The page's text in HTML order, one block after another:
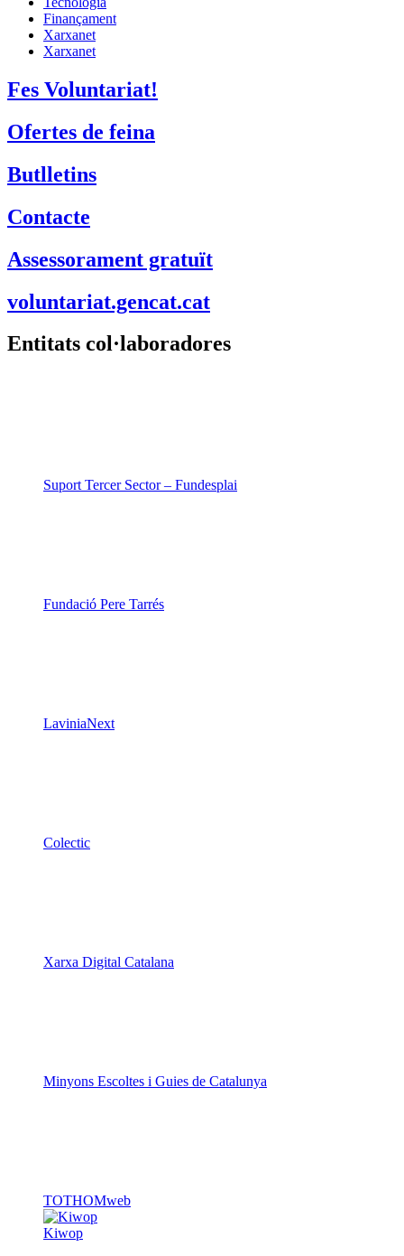
Finançament
Xarxanet
Xarxanet
Fes Voluntariat!
Ofertes de feina
Butlletins
Contacte
Assessorament gratuït
voluntariat.gencat.cat
Entitats col·laboradores
Suport Tercer Sector – Fundesplai
Fundació Pere Tarrés
LaviniaNext
Colectic
Xarxa Digital Catalana
Minyons Escoltes i Guies de Catalunya
TOTHOMweb
Kiwop